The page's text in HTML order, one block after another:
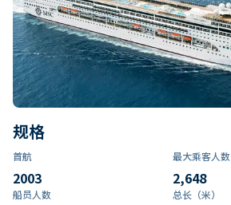
规格
首航
2003
最大乘客人数
2,648
船员人数 总长（米）